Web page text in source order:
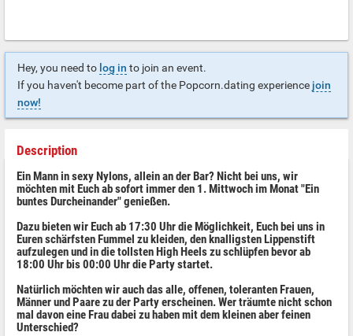
Hey, you need to log in to join an event.
If you haven't become part of the Popcorn.dating experience join
now!
Description
Ein Mann in sexy Nylons, allein an der Bar? Nicht bei uns, wir
möchten mit Euch ab sofort immer den 1. Mittwoch im Monat "Ein
buntes Durcheinander" genießen.
Dazu bieten wir Euch ab 17:30 Uhr die Möglichkeit, Euch bei uns in
Euren schärfsten Fummel zu kleiden, den knalligsten Lippenstift
aufzulegen und in die tollsten High Heels zu schlüpfen bevor ab
18:00 Uhr bis 00:00 Uhr die Party startet.
Natürlich möchten wir auch das alle, offenen, toleranten Frauen,
Männer und Paare zu der Party erscheinen. Wer träumte nicht schon
mal davon eine Frau dabei zu haben mit dem kleinen aber feinen
Unterschied?